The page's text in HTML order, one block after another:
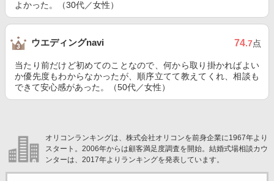
よかった。（30代／女性）
ウエディングnavi 74.7点
当たり前だけど初めてのことなので、何から取り掛かればよい
か優先度もわからなかったが、順序立てて教えてくれ、相談も
できて安心感があった。（50代／女性）
オリコンランキングは、株式会社オリコンを前身企業に1967年より
スタート。2006年からは顧客満足度調査を開始。結婚式場相談カウ
ンターは、2017年よりランキングを発表しています。